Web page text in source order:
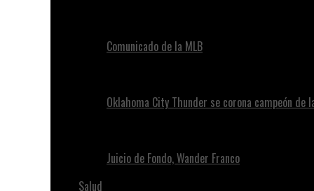
Comunicado de la MLB
Oklahoma City Thunder se corona campeón de
Juicio de Fondo, Wander Franco
Salud